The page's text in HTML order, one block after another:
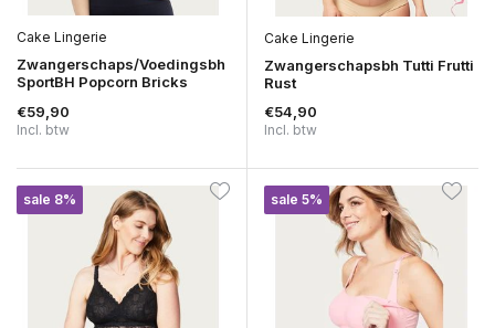
Cake Lingerie
Zwangerschaps/Voedingsbh
SportBH Popcorn Bricks
€59,90
Incl. btw
Cake Lingerie
Zwangerschapsbh Tutti Frutti
Rust
€54,90
Incl. btw
sale 8% sale 5%